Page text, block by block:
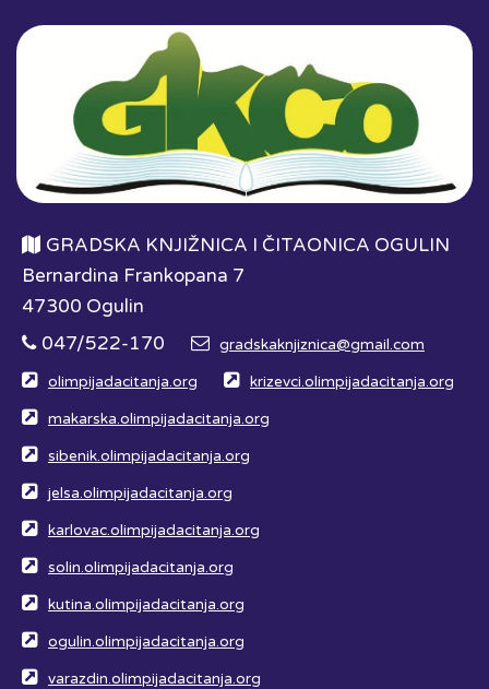
GRADSKA KNJIŽNICA I ČITAONICA OGULIN
Bernardina Frankopana 7
47300 Ogulin
047/522-170
gradskaknjiznica@gmail.com
olimpijadacitanja.org krizevci.olimpijadacitanja.org
makarska.olimpijadacitanja.org
sibenik.olimpijadacitanja.org
jelsa.olimpijadacitanja.org
karlovac.olimpijadacitanja.org
solin.olimpijadacitanja.org
kutina.olimpijadacitanja.org
ogulin.olimpijadacitanja.org
varazdin.olimpijadacitanja.org